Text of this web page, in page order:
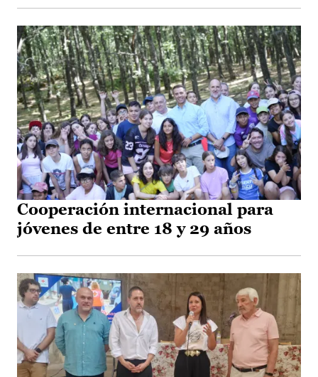
Cooperación internacional para
jóvenes de entre 18 y 29 años